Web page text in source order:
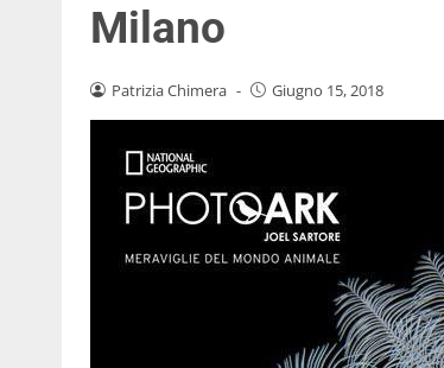
Milano
Patrizia Chimera - Giugno 15, 2018